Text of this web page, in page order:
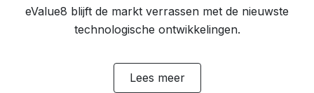
eValue8 blijft de markt verrassen met de nieuwste
technologische ontwikkelingen.
Lees meer